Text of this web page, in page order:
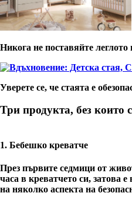
Никога не поставяйте леглото
Уверете се, че стаята е
Три продукта, без които
1. Бебешко креватче
През първите седмици от
часа в креватчето си, затова
на няколко аспекта на